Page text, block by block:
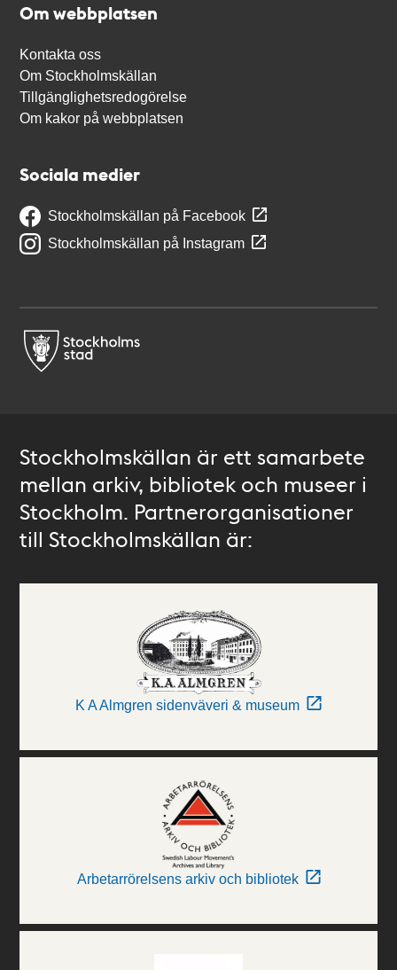
Om webbplatsen
Kontakta oss
Om Stockholmskällan
Tillgänglighetsredogörelse
Om kakor på webbplatsen
Sociala medier
Stockholmskällan på Facebook
Stockholmskällan på Instagram
Stockholmskällan är ett samarbete
mellan arkiv, bibliotek och museer i
Stockholm. Partnerorganisationer
till Stockholmskällan är:
K A Almgren sidenväveri & museum
Arbetarrörelsens arkiv och bibliotek